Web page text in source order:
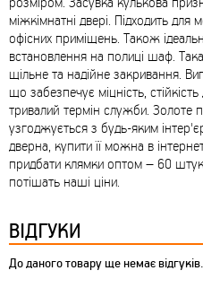
міжкімнатні двері. Підходить
офісних приміщень. Також
встановлення на полиці шаф.
щільне та надійне закривання.
що забезпечує міцність,
тривалий термін служби. Золоте
узгоджується з будь-яким
дверна, купити її можна в
придбати клямки оптом – 60
потішать наші ціни.
ВІДГУКИ
До даного товару ще немає